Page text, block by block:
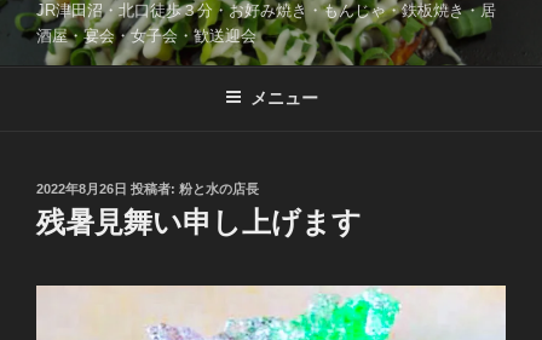
キ
JR津田沼・北口徒歩３分・お好み焼き・もんじゃ・鉄板焼き・居
酒屋・宴会・女子会・歓送迎会
メニュー
投
稿
日:
2022年8月26日 投稿者: 粉と水の店長
残暑見舞い申し上げます